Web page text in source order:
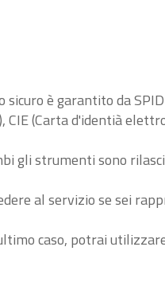
sicuro è garantito da
CIE (Carta d'identià
gli strumenti sono
al servizio se sei
caso, potrai